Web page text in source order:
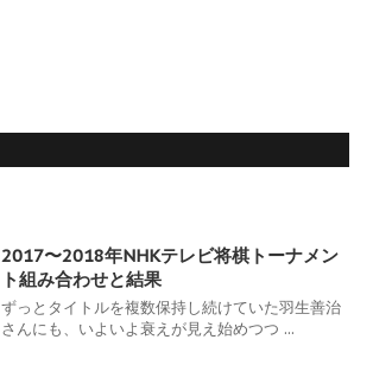
2017〜2018年NHKテレビ将棋トーナメン
ト組み合わせと結果
ずっとタイトルを複数保持し続けていた羽生善治
さんにも、いよいよ衰えが見え始めつつ ...